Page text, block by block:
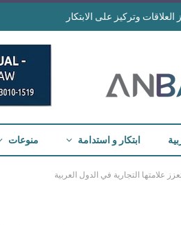
العلاقات وتركيز على الابتكار
ابتكار و استدامة منوعات
علامتها التجارية في الدول العربية